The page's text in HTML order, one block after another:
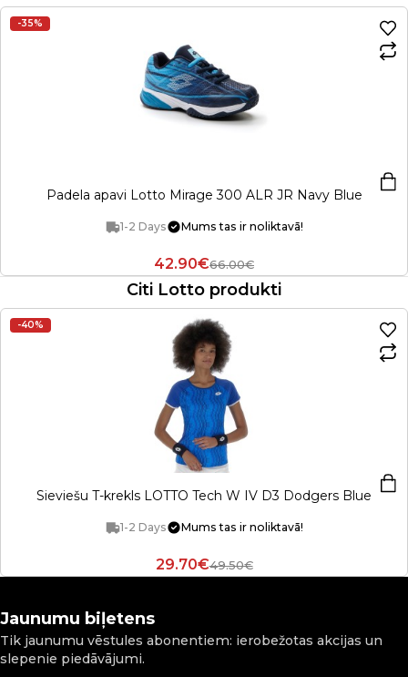
-35%
Padela apavi Lotto Mirage 300 ALR JR Navy Blue
1-2 Days Mums tas ir noliktavā!
42.90€66.00€
Citi Lotto produkti
-40%
Sieviešu T-krekls LOTTO Tech W IV D3 Dodgers Blue
1-2 Days Mums tas ir noliktavā!
29.70€49.50€
Jaunumu biļetens
Tik jaunumu vēstules abonentiem: ierobežotas akcijas un
slepenie piedāvājumi.